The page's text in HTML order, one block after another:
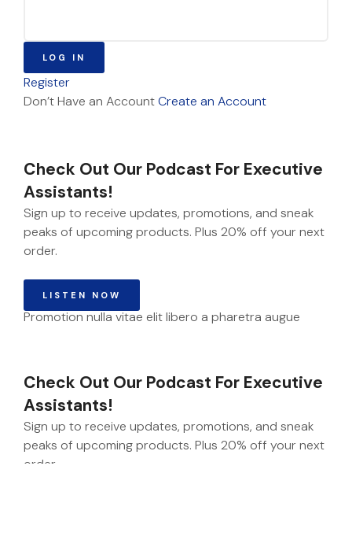
LOG IN
Register
Don’t Have an AccountCreate an Account
Check Out Our Podcast For Executive
Assistants!
Sign up to receive updates, promotions, and sneak
peaks of upcoming products. Plus 20% off your next
order.
LISTEN NOW
Promotion nulla vitae elit libero a pharetra augue
Check Out Our Podcast For Executive
Assistants!
Sign up to receive updates, promotions, and sneak
peaks of upcoming products. Plus 20% off your next
order.